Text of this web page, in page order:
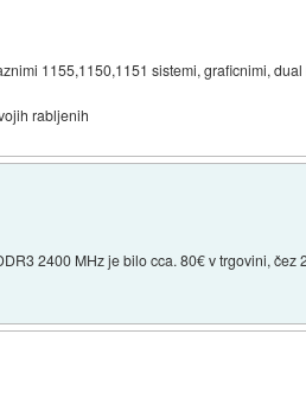
1155,1150,1151 sistemi, graficnimi, dual
rabljenih
2400 MHz je bilo cca. 80€ v trgovini,